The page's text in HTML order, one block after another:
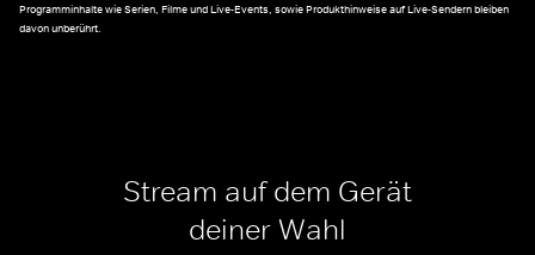
Programminhalte wie Serien, Filme und Live-Events, sowie Produkthinweise auf Live-Sendern bleiben
davon unberührt.
Stream auf dem Gerät
deiner Wahl